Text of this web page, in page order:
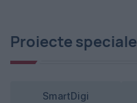
Proiecte speciale
SmartDigi